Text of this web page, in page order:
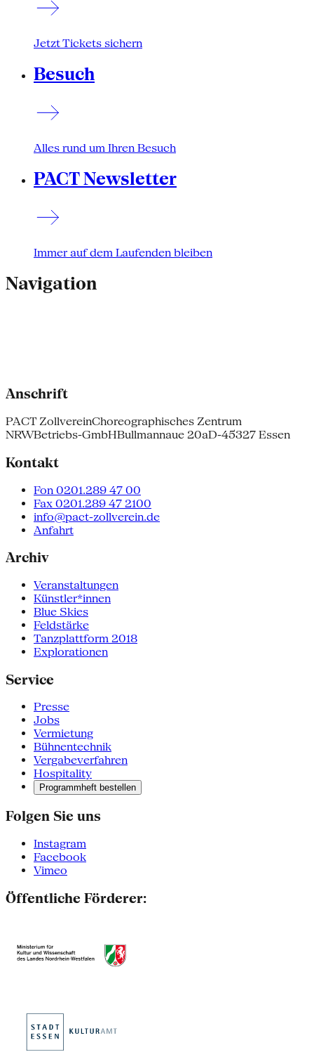
Jetzt Tickets sichern
Besuch
Alles rund um Ihren Besuch
PACT Newsletter
Immer auf dem Laufenden bleiben
Navigation
Anschrift
PACT ZollvereinChoreographisches Zentrum
NRWBetriebs-GmbHBullmannaue 20aD-45327 Essen
Kontakt
Fon 0201.289 47 00
Fax 0201.289 47 2100
info@pact-zollverein.de
Anfahrt
Archiv
Veranstaltungen
Künstler*innen
Blue Skies
Feldstärke
Tanzplattform 2018
Explorationen
Service
Presse
Jobs
Vermietung
Bühnentechnik
Vergabeverfahren
Hospitality
Programmheft bestellen
Folgen Sie uns
Instagram
Facebook
Vimeo
Öffentliche Förderer: